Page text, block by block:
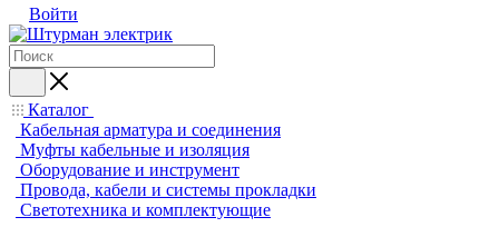
Войти
Каталог
Кабельная арматура и соединения
Муфты кабельные и изоляция
Оборудование и инструмент
Провода, кабели и системы прокладки
Светотехника и комплектующие